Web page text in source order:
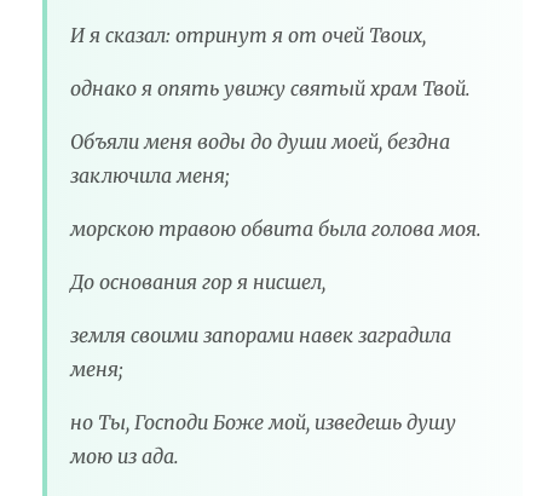
И я сказал: отринут я от очей Твоих,
однако я опять увижу святый храм Твой.
Объяли меня воды до души моей, бездна
заключила меня;
морскою травою обвита была голова моя.
До основания гор я нисшел,
земля своими запорами навек заградила
меня;
но Ты, Господи Боже мой, изведешь душу
мою из ада.